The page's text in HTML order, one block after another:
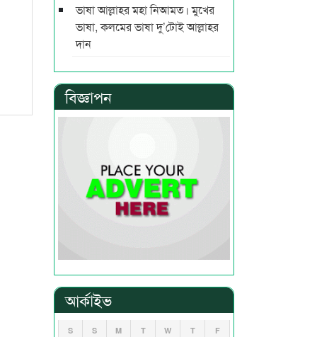
ভাষা আল্লাহর মহা নিআমত। মুখের
ভাষা, কলমের ভাষা দু’টোই আল্লাহর
দান
বিজ্ঞাপন
আর্কাইভ
S S M T W T F